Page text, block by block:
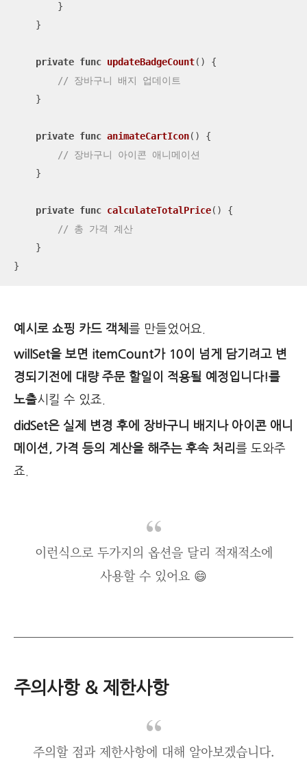
        }
    }
private func updateBadgeCount()
{
// 장바구니 배지 업데이트
    }
private func animateCartIcon()
{
// 장바구니 아이콘 애니메이션
    }
private func calculateTotalPrice()
{
// 총 가격 계산
    }
}
예시로 쇼핑 카드 객체 를 만들었어요.
willSet을 보면 itemCount가 10이 넘게 담기려고 변
경되기전에 대량 주문 할일이 적용될 예정입니다!를
노출시킬 수 있죠.
didSet은 실제 변경 후에 장바구니 배지나 아이콘 애니
메이션, 가격 등의 계산을 해주는 후속 처리 를 도와주
죠.
이런식으로 두가지의 옵션을 달리 적재적소에
사용할 수 있어요 😄
주의사항 & 제한사항
주의할 점과 제한사항에 대해 알아보겠습니다.